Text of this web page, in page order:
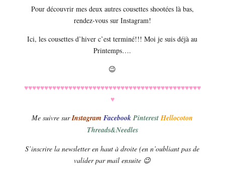
Pour découvrir mes deux autres cousettes shootées là bas,
rendez-vous sur Instagram!
Ici, les cousettes d’hiver c’est terminé!!! Moi je suis déjà au
Printemps….
😉
♥♥♥♥♥♥♥♥♥♥♥♥♥♥♥♥♥♥♥♥♥♥♥♥♥♥♥♥♥♥♥♥♥♥♥♥♥♥♥♥♥♥♥♥
♥
Me suivre sur InstagramFacebook Pinterest Hellocoton
Threads&Needles
S’inscrire la newsletter en haut à droite (en n’oubliant pas de
valider par mail ensuite 😉